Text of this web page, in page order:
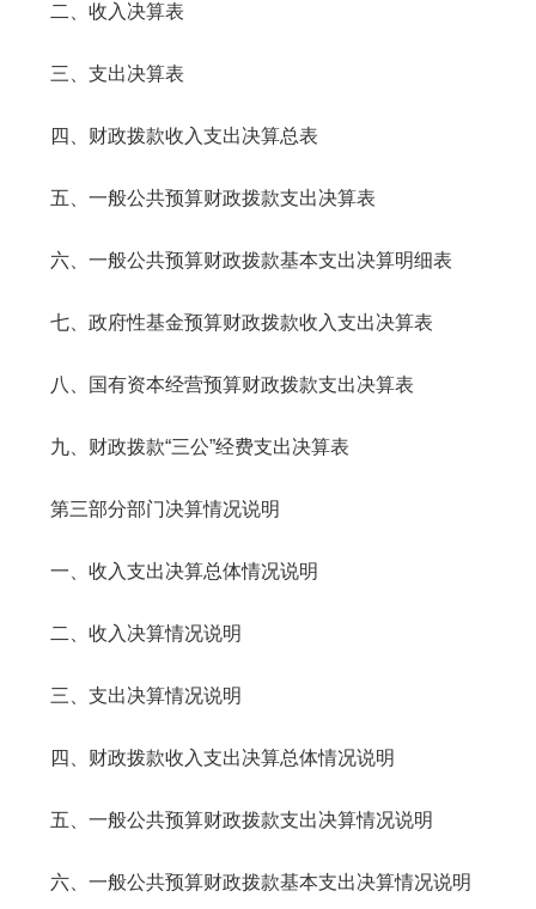
二、收入决算表
三、支出决算表
四、财政拨款收入支出决算总表
五、一般公共预算财政拨款支出决算表
六、一般公共预算财政拨款基本支出决算明细表
七、政府性基金预算财政拨款收入支出决算表
八、国有资本经营预算财政拨款支出决算表
九、财政拨款“三公”经费支出决算表
第三部分部门决算情况说明
一、收入支出决算总体情况说明
二、收入决算情况说明
三、支出决算情况说明
四、财政拨款收入支出决算总体情况说明
五、一般公共预算财政拨款支出决算情况说明
六、一般公共预算财政拨款基本支出决算情况说明